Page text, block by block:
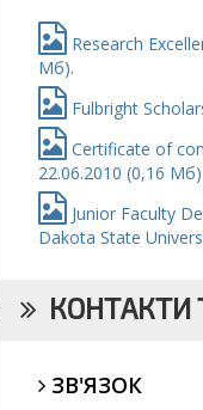
Research
Мб).
Fulbright
Certificate of
22.06.2010 (0,16
Junior Faculty
Dakota State
КОНТАКТИ
ЗВ'ЯЗОК